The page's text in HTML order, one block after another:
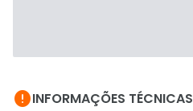
INFORMAÇÕES TÉCNICAS